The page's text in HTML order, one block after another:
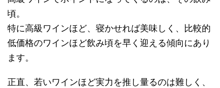
頃。
特に高級ワインほど、寝かせれば美味しく、比較的
低価格のワインほど飲み頃を早く迎える傾向にあり
ます。
正直、若いワインほど実力を推し量るのは難しく、